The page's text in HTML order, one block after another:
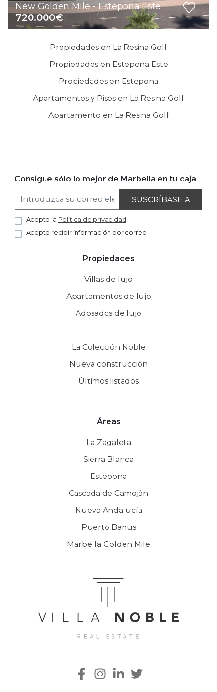
New Golden Mile - Estepona Este
720.000€
Propiedades en La Resina Golf
Propiedades en Estepona Este
Propiedades en Estepona
Apartamentos y Pisos en La Resina Golf
Apartamento en La Resina Golf
Consigue sólo lo mejor de Marbella en tu caja
SUSCRÍBASE A
Acepto la Política de privacidad
Acepto recibir información por correo
Propiedades
Villas de lujo
Apartamentos de lujo
Adosados de lujo
La Colección Noble
Nueva construcción
Últimos listados
Áreas
La Zagaleta
Sierra Blanca
Estepona
Cascada de Camoján
Nueva Andalucía
Puerto Banus
Marbella Golden Mile